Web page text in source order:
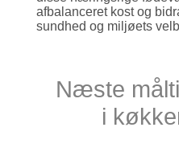
afbalan­ceret kost og
sundhed og miljøets
Næste
i